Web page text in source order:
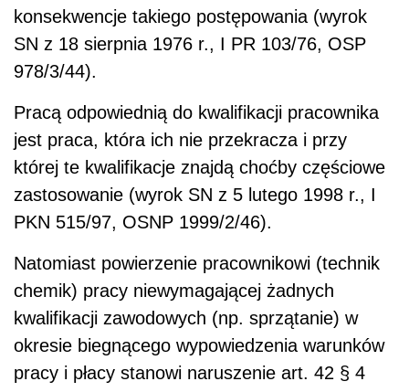
konsekwencje takiego postępowania (wyrok
SN z 18 sierpnia 1976 r., I PR 103/76, OSP
978/3/44).
Pracą odpowiednią do kwalifikacji pracownika
jest praca, która ich nie przekracza i przy
której te kwalifikacje znajdą choćby częściowe
zastosowanie (wyrok SN z 5 lutego 1998 r., I
PKN 515/97, OSNP 1999/2/46).
Natomiast powierzenie pracownikowi (technik
chemik) pracy niewymagającej żadnych
kwalifikacji zawodowych (np. sprzątanie) w
okresie biegnącego wypowiedzenia warunków
pracy i płacy stanowi naruszenie art. 42 § 4